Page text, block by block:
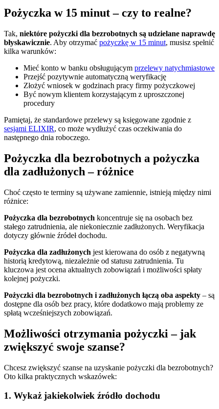
Pożyczka w 15 minut – czy to realne?
Tak, niektóre pożyczki dla bezrobotnych są udzielane naprawdę
błyskawicznie. Aby otrzymać pożyczkę w 15 minut, musisz spełnić
kilka warunków:
Mieć konto w banku obsługującym przelewy natychmiastowe
Przejść pozytywnie automatyczną weryfikację
Złożyć wniosek w godzinach pracy firmy pożyczkowej
Być nowym klientem korzystającym z uproszczonej
procedury
Pamiętaj, że standardowe przelewy są księgowane zgodnie z
sesjami ELIXIR, co może wydłużyć czas oczekiwania do
następnego dnia roboczego.
Pożyczka dla bezrobotnych a pożyczka
dla zadłużonych – różnice
Choć często te terminy są używane zamiennie, istnieją między nimi
różnice:
Pożyczka dla bezrobotnych koncentruje się na osobach bez
stałego zatrudnienia, ale niekoniecznie zadłużonych. Weryfikacja
dotyczy głównie źródeł dochodu.
Pożyczka dla zadłużonych jest kierowana do osób z negatywną
historią kredytową, niezależnie od statusu zatrudnienia. Tu
kluczowa jest ocena aktualnych zobowiązań i możliwości spłaty
kolejnej pożyczki.
Pożyczki dla bezrobotnych i zadłużonych łączą oba aspekty – są
dostępne dla osób bez pracy, które dodatkowo mają problemy ze
spłatą wcześniejszych zobowiązań.
Możliwości otrzymania pożyczki – jak
zwiększyć swoje szanse?
Chcesz zwiększyć szanse na uzyskanie pożyczki dla bezrobotnych?
Oto kilka praktycznych wskazówek:
1. Wykaż jakiekolwiek źródło dochodu